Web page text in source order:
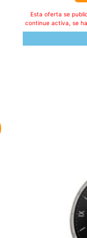
Esta oferta se
continue activa, se